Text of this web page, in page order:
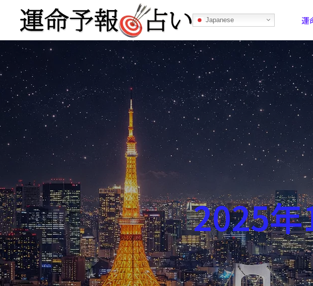
Japanese 運
運命予報占い
運命予報占いとは あなたの所属部屋を探そう！
記事カテゴリー
ブログ お知らせ
スポーツ 競馬
2025